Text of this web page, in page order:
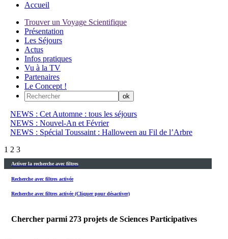
Accueil
Trouver un Voyage Scientifique
Présentation
Les Séjours
Actus
Infos pratiques
Vu à la TV
Partenaires
Le Concept !
NEWS : Cet Automne : tous les séjours
NEWS : Nouvel-An et Février
NEWS : Spécial Toussaint : Halloween au Fil de l’Arbre
1 2 3
Activer la recherche avec filtres
Recherche avec filtres activée
Recherche avec filtres activée (Cliquer pour désactiver)
Chercher parmi 273 projets de Sciences Participatives